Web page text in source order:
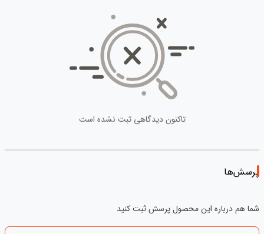
تاکنون دیدگاهی ثبت نشده است
پرسش‌ها
شما هم درباره این محصول پرسش ثبت کنید